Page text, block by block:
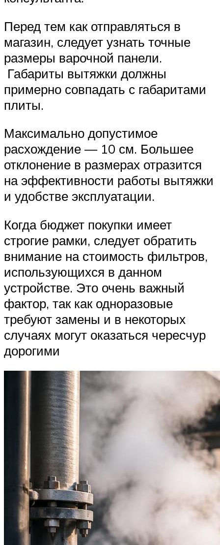
Перед тем как отправляться в
магазин, следует узнать точные
размеры варочной панели.
Габариты вытяжки должны
примерно совпадать с габаритами
плиты.
Максимально допустимое
расхождение — 10 см. Большее
отклонение в размерах отразится
на эффективности работы вытяжки
и удобстве эксплуатации.
Когда бюджет покупки имеет
строгие рамки, следует обратить
внимание на стоимость фильтров,
использующихся в данном
устройстве. Это очень важный
фактор, так как одноразовые
требуют замены и в некоторых
случаях могут оказаться чересчур
дорогими